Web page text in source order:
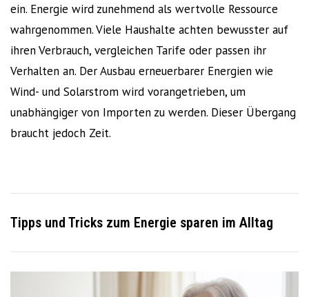
ein. Energie wird zunehmend als wertvolle Ressource
wahrgenommen. Viele Haushalte achten bewusster auf
ihren Verbrauch, vergleichen Tarife oder passen ihr
Verhalten an. Der Ausbau erneuerbarer Energien wie
Wind- und Solarstrom wird vorangetrieben, um
unabhängiger von Importen zu werden. Dieser Übergang
braucht jedoch Zeit.
Tipps und Tricks zum Energie sparen im Alltag